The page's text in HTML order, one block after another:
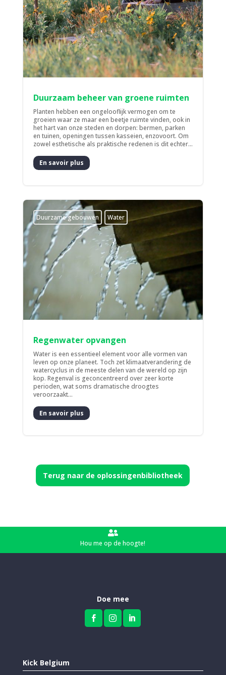
Duurzaam beheer van groene ruimten
Planten hebben een ongelooflijk vermogen om te
groeien waar ze maar een beetje ruimte vinden, ook in
het hart van onze steden en dorpen: bermen, parken
en tuinen, openingen tussen kasseien, enzovoort. Om
zowel esthetische als praktische redenen is dit echter...
En savoir plus
Duurzame gebouwen Water
Regenwater opvangen
Water is een essentieel element voor alle vormen van
leven op onze planeet. Toch zet klimaatverandering de
watercyclus in de meeste delen van de wereld op zijn
kop. Regenval is geconcentreerd over zeer korte
perioden, wat soms dramatische droogtes
veroorzaakt...
En savoir plus
Terug naar de oplossingenbibliotheek

Hou me op de hoogte!
Doe mee
  
Kick Belgium